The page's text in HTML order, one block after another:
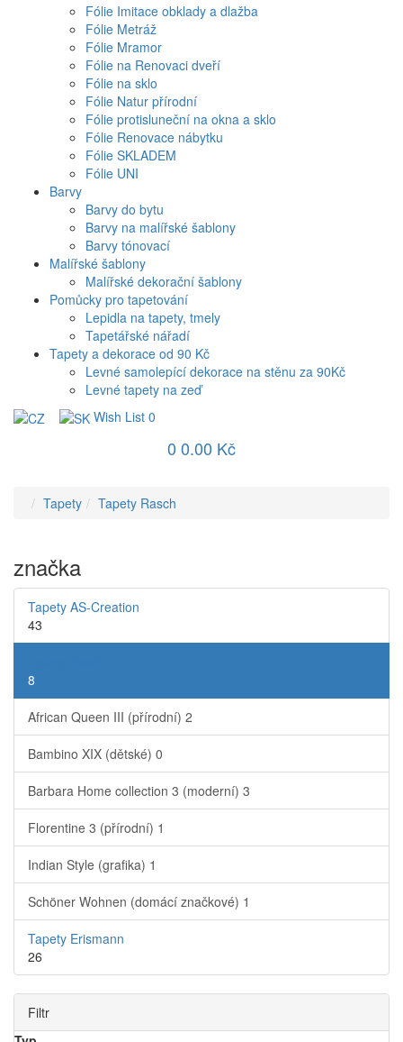
Fólie Imitace obklady a dlažba
Fólie Metráž
Fólie Mramor
Fólie na Renovaci dveří
Fólie na sklo
Fólie Natur přírodní
Fólie protisluneční na okna a sklo
Fólie Renovace nábytku
Fólie SKLADEM
Fólie UNI
Barvy
Barvy do bytu
Barvy na malířské šablony
Barvy tónovací
Malířské šablony
Malířské dekorační šablony
Pomůcky pro tapetování
Lepidla na tapety, tmely
Tapetářské nářadí
Tapety a dekorace od 90 Kč
Levné samolepící dekorace na stěnu za 90Kč
Levné tapety na zeď
Wish List 0
0 0.00 Kč
Tapety Tapety Rasch
značka
Tapety AS-Creation
43
8
African Queen III (přírodní) 2
Bambino XIX (dětské) 0
Barbara Home collection 3 (moderní) 3
Florentine 3 (přírodní) 1
Indian Style (grafika) 1
Schöner Wohnen (domácí značkové) 1
Tapety Erismann
26
Filtr